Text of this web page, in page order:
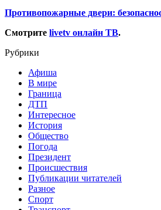
Противопожарные двери:
Смотрите livetv онлайн ТВ.
Рубрики
Афиша
В мире
Граница
ДТП
Интересное
История
Общество
Погода
Президент
Происшествия
Публикации читателей
Разное
Спорт